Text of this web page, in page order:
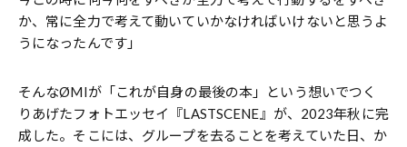
か、常に全力で考えて動いていかなければいけないと思うよ
うになったんです」
そんなØMIが「これが自身の最後の本」という想いでつく
りあげたフォトエッセイ『LASTSCENE』が、2023年秋に完
成した。そこには、グループを去ることを考えていた日、か